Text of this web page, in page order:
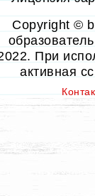
Copyright ©
При
активная